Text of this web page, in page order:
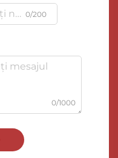
0/200
0/1000